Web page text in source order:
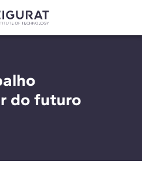
do futuro